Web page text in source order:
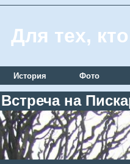
Для тех,
История Фото
Встреча на